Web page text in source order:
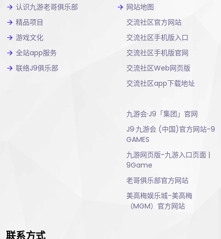
认识九游老哥俱乐部
精品项目
游戏文化
全站app服务
联络J9俱乐部
网站地图
交流社区官方网站
交流社区手机版入口
交流社区手机版官网
交流社区Web网页版
交流社区app下载地址
九游会·J9「集团」官网
J9·九游会 (中国)官方网站-9
GAMES
九游网页版-九游入口页面 |
9Game
老哥俱乐部官方网站
美高梅娱乐城-美高梅
（MGM）官方网站
联系方式